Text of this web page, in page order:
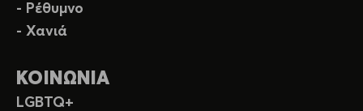
- Ρέθυμνο
- Χανιά
ΚΟΙΝΩΝΙΑ
LGBTQ+